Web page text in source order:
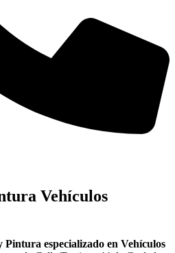
Vehículos
Pintura especializado en Vehículos